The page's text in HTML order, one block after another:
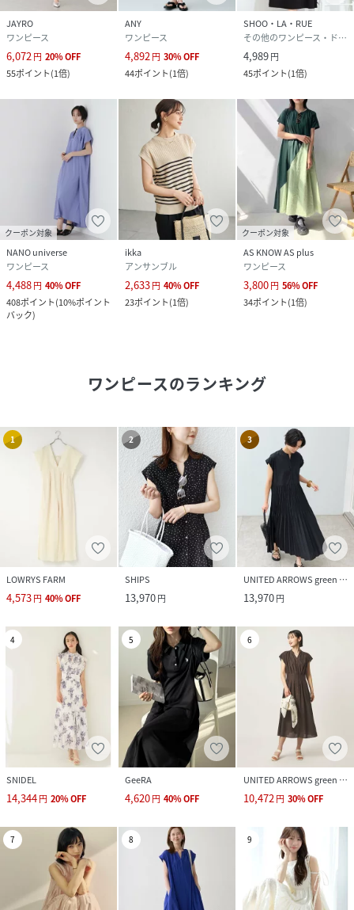
JAYRO
ワンピース
6,072円 20%OFF
55ポイント(1倍)
ANY
ワンピース
4,892円 30%OFF
44ポイント(1倍)
SHOO・LA・RUE
その他のワンピース・ドレス
4,989円
45ポイント(1倍)
クーポン対象
NANO universe
ワンピース
4,488円 40%OFF
408ポイント(10%ポイント
バック)
ikka
アンサンブル
2,633円 40%OFF
23ポイント(1倍)
クーポン対象
AS KNOW AS plus
ワンピース
3,800円 56%OFF
34ポイント(1倍)
ワンピースのランキング
1
LOWRYS FARM
4,573円 40%OFF
2
SHIPS
13,970円
3
UNITED ARROWS green label relaxing
13,970円
4
SNIDEL
14,344円 20%OFF
5
GeeRA
4,620円 40%OFF
6
UNITED ARROWS green label relaxing
10,472円 30%OFF
7 8 9